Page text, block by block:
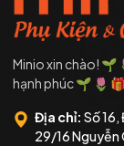
Minio xin chào! 🌱
hạnh phúc 🌱 🌷
Địa chỉ: Số 16,
29/16 Nguyễn